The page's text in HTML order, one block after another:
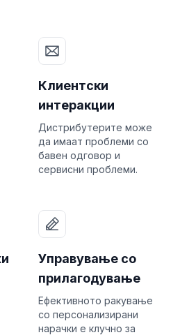
Клиентски
интеракции
Дистрибутерите може
да имаат проблеми со
бавен одговор и
сервисни проблеми.
Управување со
прилагодување
Ефективното ракување
со персонализирани
нарачки е клучно за